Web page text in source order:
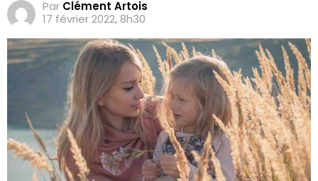
Par Clément Artois
17 février 2022, 8h30